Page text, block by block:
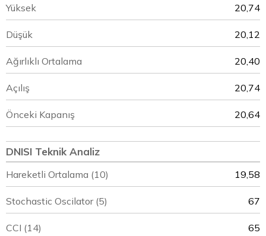
Yüksek 20,74
Düşük 20,12
Ağırlıklı Ortalama 20,40
Açılış 20,74
Önceki Kapanış 20,64
DNISI Teknik Analiz
Hareketli Ortalama (10) 19,58
Stochastic Oscilator (5) 67
CCI (14) 65